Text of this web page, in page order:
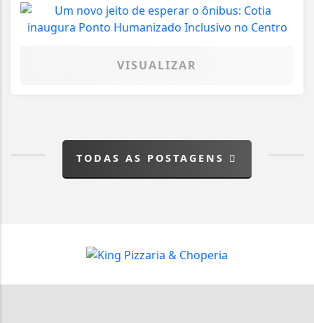
VISUALIZAR
TODAS AS POSTAGENS